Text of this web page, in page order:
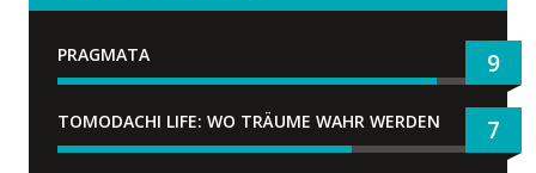
PRAGMATA 9
TOMODACHI LIFE: WO TRÄUME WAHR WERDEN 7